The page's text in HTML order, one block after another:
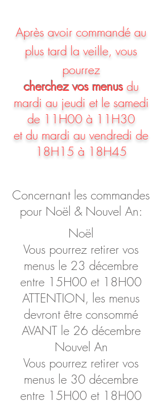
​Après avoir commandé au
plus tard la veille, vous
pourrez
cherchez vos menusdu
mardi au jeudi et lesamedi
de 11H00 à 11H30
et du mardi au vendredi de
18H15 à 18H45
Concernant les commandes
pour Noël & Nouvel An:
Noël
Vous pourrez retirer vos
menus le 23 décembre
entre 15H00 et 18H00
ATTENTION, les menus
devront être consommé
AVANT le 26 décembre
Nouvel An
Vous pourrez retirer vos
menus le 30 décembre
entre 15H00 et 18H00